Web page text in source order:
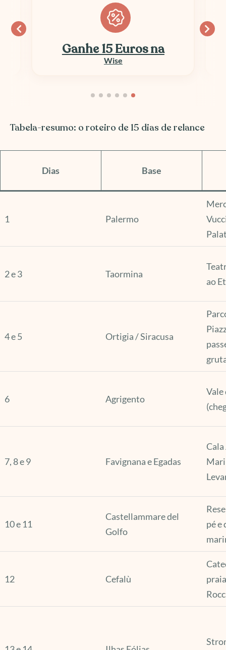
Ganhe 15 Euros na
Wise
Tabela-resumo: o roteiro de 15 dias de relance
Dias Base
1 Palermo
2 e 3 Taormina
ao
4 e 5 Ortigia / Siracusa
6 Agrigento
Vale
7, 8 e 9 Favignana e Egadas
Cala
10 e 11
Castellammare del
Golfo
pé e
12 Cefalù